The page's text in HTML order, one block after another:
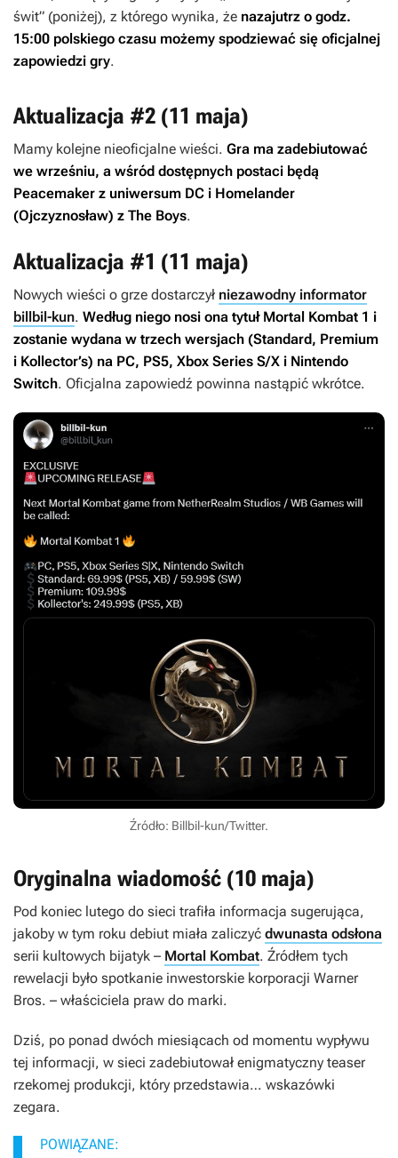
świt” (poniżej), z którego wynika, że nazajutrz o godz.
15:00 polskiego czasu możemy spodziewać się oficjalnej
zapowiedzi gry.
Aktualizacja #2 (11 maja)
Mamy kolejne nieoficjalne wieści. Gra ma zadebiutować
we wrześniu, a wśród dostępnych postaci będą
Peacemaker z uniwersum DC i Homelander
(Ojczyznosław) z The Boys.
Aktualizacja #1 (11 maja)
Nowych wieści o grze dostarczył niezawodny informator
billbil-kun. Według niego nosi ona tytuł Mortal Kombat 1 i
zostanie wydana w trzech wersjach (Standard, Premium
i Kollector’s) na PC, PS5, Xbox Series S/X i Nintendo
Switch. Oficjalna zapowiedź powinna nastąpić wkrótce.
Źródło: Billbil-kun/Twitter.
Oryginalna wiadomość (10 maja)
Pod koniec lutego do sieci trafiła informacja sugerująca,
jakoby w tym roku debiut miała zaliczyć dwunasta odsłona
serii kultowych bijatyk – Mortal Kombat. Źródłem tych
rewelacji było spotkanie inwestorskie korporacji Warner
Bros. – właściciela praw do marki.
Dziś, po ponad dwóch miesiącach od momentu wypływu
tej informacji, w sieci zadebiutował enigmatyczny teaser
rzekomej produkcji, który przedstawia… wskazówki
zegara.
POWIĄZANE: